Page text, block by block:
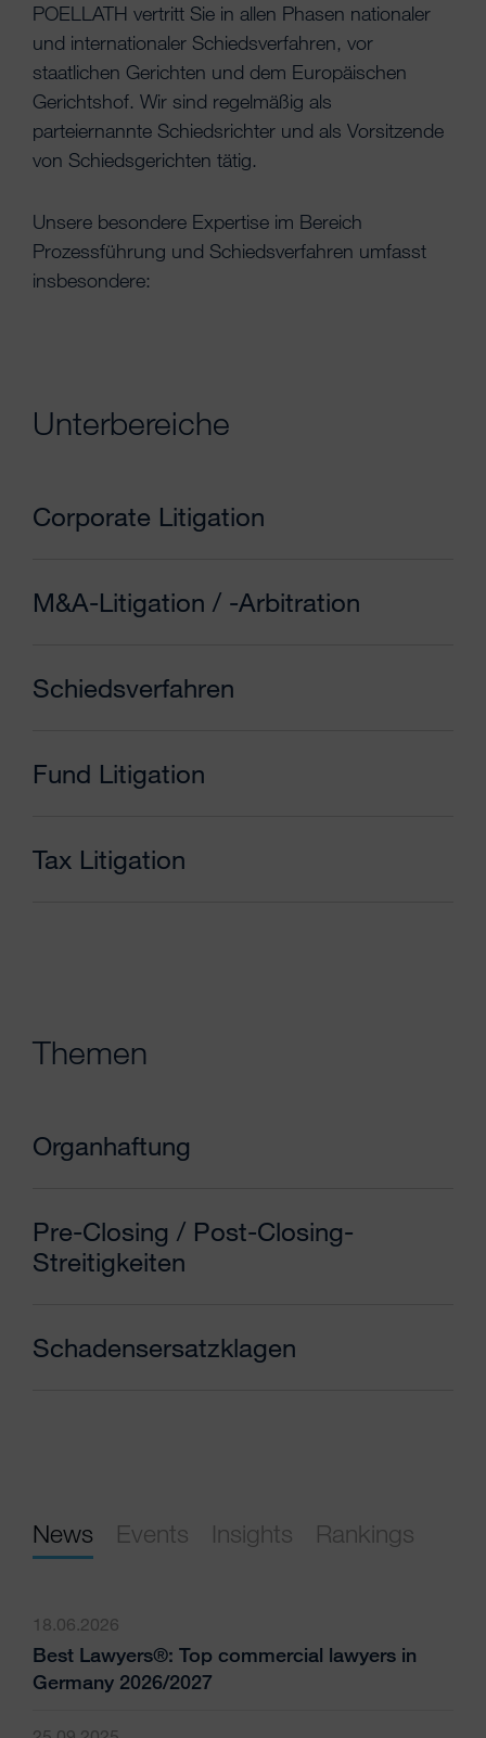
POELLATH vertritt Sie in allen Phasen nationaler
und internationaler Schiedsverfahren, vor
staatlichen Gerichten und dem Europäischen
Gerichtshof. Wir sind regelmäßig als
parteiernannte Schiedsrichter und als Vorsitzende
von Schiedsgerichten tätig.
Unsere besondere Expertise im Bereich
Prozessführung und Schiedsverfahren umfasst
insbesondere:
Unterbereiche
Corporate Litigation
M&A-Litigation / -Arbitration
Schiedsverfahren
Fund Litigation
Tax Litigation
Themen
Organhaftung
Pre-Closing / Post-Closing-
Streitigkeiten
Schadensersatzklagen
News Events Insights Rankings
18.06.2026
Best Lawyers®: Top commercial lawyers in
Germany 2026/2027